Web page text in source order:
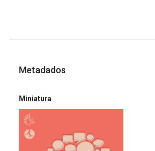
Metadados
Miniatura